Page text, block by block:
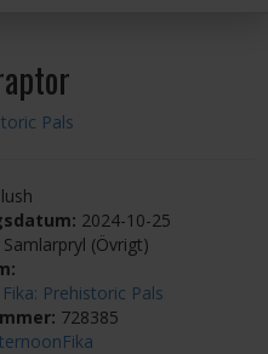
Pals
2024-10-25
Samlarpryl (Övrigt)
Prehistoric Pals
728385